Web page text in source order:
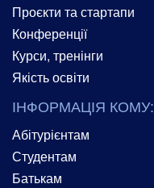
Проєкти та стартапи
Конференції
Курси, тренінги
Якість освіти
ІНФОРМАЦІЯ КОМУ:
Абітурієнтам
Студентам
Батькам